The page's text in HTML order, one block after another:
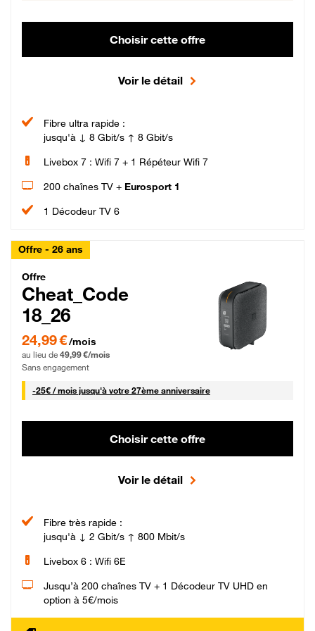
Choisir cette offre
Voir le détail
Fibre ultra rapide :
jusqu'à ↓ 8 Gbit/s ↑ 8 Gbit/s
Livebox 7 : Wifi 7 + 1 Répéteur Wifi 7
200 chaînes TV + Eurosport 1
1 Décodeur TV 6
Offre - 26 ans
Cheat_Code Fibre_18_26
Offre
Cheat_Code
18_26
24,99 € par mois pendant 0 mois puis 49,99 € par mois, Sans engagement
24,99 €/mois
au lieu de 49,99 €/mois
Sans engagement
-25€ / mois25 € par mois
jusqu'à votre 27ème anniversaire
Choisir cette offre
Voir le détail
Fibre très rapide :
jusqu'à ↓ 2 Gbit/s ↑ 800 Mbit/s
Livebox 6 : Wifi 6E
Jusqu’à 200 chaînes TV + 1 Décodeur TV UHD en
option à 5€/mois